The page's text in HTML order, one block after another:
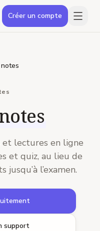
Créer un compte
et lectures en ligne
et quiz, au lieu de
l’examen.
support